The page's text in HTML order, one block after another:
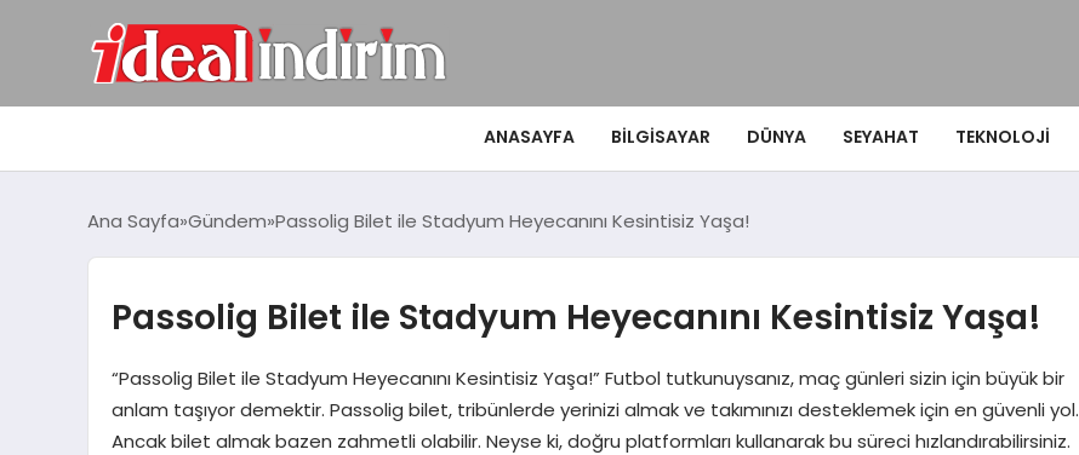
ANASAYFA BILGISAYAR DÜNYA SEYAHAT TEKNOLOJI
Ana Sayfa Gündem Passolig Bilet ile Stadyum Heyecanını Kesintisiz Yaşa!
Passolig Bilet ile Stadyum Heyecanını Kesintisiz Yaşa!
“Passolig Bilet ile Stadyum Heyecanını Kesintisiz Yaşa!” Futbol tutkunuysanız, maç günleri sizin için büyük bir
anlam taşıyor demektir. Passolig bilet, tribünlerde yerinizi almak ve takımınızı desteklemek için en güvenli yol.
Ancak bilet almak bazen zahmetli olabilir. Neyse ki, doğru platformları kullanarak bu süreci hızlandırabilirsiniz.